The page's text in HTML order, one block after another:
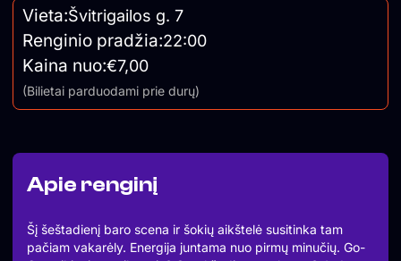
Apie renginį
Šį šeštadienį baro scena ir šokių aikštelė susitinka tam
pačiam vakarėly. Energija juntama nuo pirmų minučių. Go-
Vieta:Švitrigailos g. 7
Renginio pradžia:22:00
Kaina nuo:€7,00
(Bilietai parduodami prie durų)